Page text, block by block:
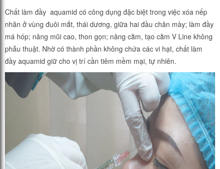
Chất làm đầy aquamid có công dụng đặc biệt trong việc xóa nếp
nhăn ở vùng đuôi mắt, thái dương, giữa hai đầu chân mày; làm đầy
má hóp; nâng mũi cao, thon gọn; nâng cằm, tạo cằm V Line không
phẫu thuật. Nhờ có thành phần không chứa các vi hạt, chất làm
đầy aquamid giữ cho vị trí cần tiêm mềm mại, tự nhiên.